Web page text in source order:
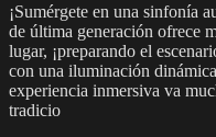
¡Sumérgete en una sinfonía
de última generación ofrece
lugar, ¡preparando el
con una iluminación
experiencia inmersiva va
tradicio